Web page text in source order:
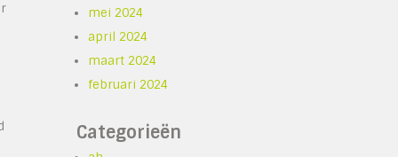
mei 2024
april 2024
maart 2024
februari 2024
Categorieën